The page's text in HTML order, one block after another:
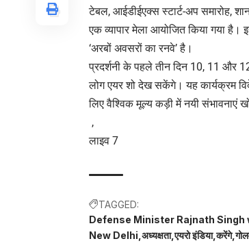
टेबल, आईडीईएक्स स्टार्ट-अप समारोह,
एक व्यापार मेला आयोजित किया गया है।
‘अरबों अवसरों का रनवे’ है।
प्रदर्शनी के पहले तीन दिन 10, 11 और
लोग एयर शो देख सकेंगे। यह कार्यक्रम
लिए वैश्विक मूल्य कड़ी में नयी
,
लाइव 7
TAGGED:
Defense Minister Rajnath
New Delhi अध्यक्षता एयरो इंडिया करेंगे